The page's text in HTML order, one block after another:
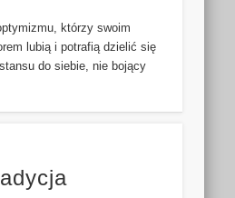
którzy swoim
lubią i potrafią dzielić się
do siebie, nie bojący